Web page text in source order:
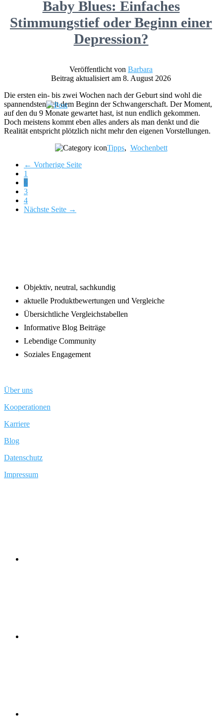
Baby Blues: Einfaches
Stimmungstief oder Beginn einer
Depression?
Veröffentlicht von Barbara
Beitrag aktualisiert am 8. August 2026
Die ersten ein- bis zwei Wochen nach der Geburt sind wohl die
spannendsten seit dem Beginn der Schwangerschaft. Der Moment,
auf den du 9 Monate gewartet hast, ist nun endlich gekommen.
Doch meistens kommt eben alles anders als man denkt und die
Realität entspricht plötzlich nicht mehr den eigenen Vorstellungen.
Tipps, Wochenbett
← Vorherige Seite
Page
1
Page
2
Page
3
Page
4
Nächste Seite →
Objektiv, neutral, sachkundig
aktuelle Produktbewertungen und Vergleiche
Übersichtliche Vergleichstabellen
Informative Blog Beiträge
Lebendige Community
Soziales Engagement
Über uns
Kooperationen
Karriere
Blog
Datenschutz
Impressum